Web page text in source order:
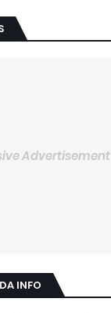
Advertisement
INFO